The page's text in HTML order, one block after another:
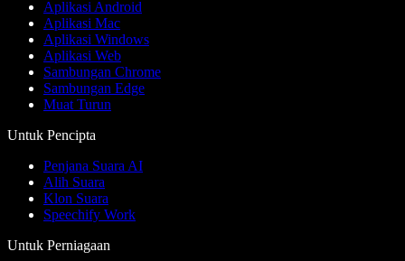
Aplikasi Android
Aplikasi Mac
Aplikasi Windows
Aplikasi Web
Sambungan Chrome
Sambungan Edge
Muat Turun
Untuk Pencipta
Penjana Suara AI
Alih Suara
Klon Suara
Speechify Work
Untuk Perniagaan